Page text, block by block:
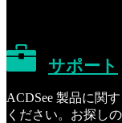
サポート
ACDSee 製品に関
ください。お探し